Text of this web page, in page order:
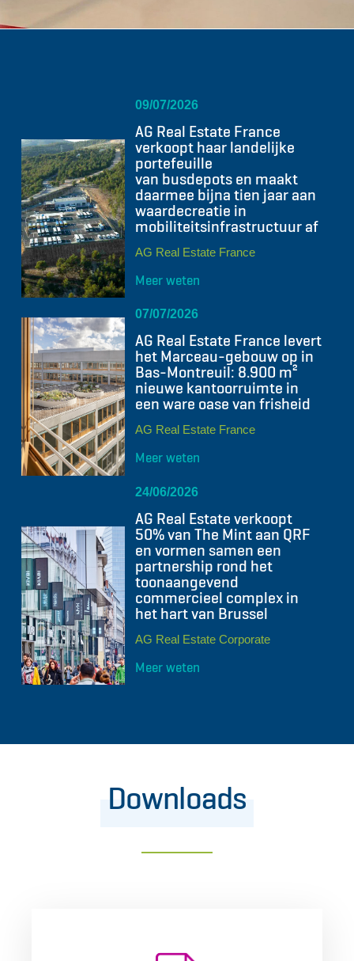
09/07/2026
AG Real Estate France
verkoopt haar landelijke
portefeuille
van busdepots en maakt
daarmee bijna tien jaar aan
waardecreatie in
mobiliteitsinfrastructuur af
AG Real Estate France
Meer weten
07/07/2026
AG Real Estate France levert
het Marceau-gebouw op in
Bas-Montreuil: 8.900 m²
nieuwe kantoorruimte in
een ware oase van frisheid
AG Real Estate France
Meer weten
24/06/2026
AG Real Estate verkoopt
50% van The Mint aan QRF
en vormen samen een
partnership rond het
toonaangevend
commercieel complex in
het hart van Brussel
AG Real Estate Corporate
Meer weten
Downloads